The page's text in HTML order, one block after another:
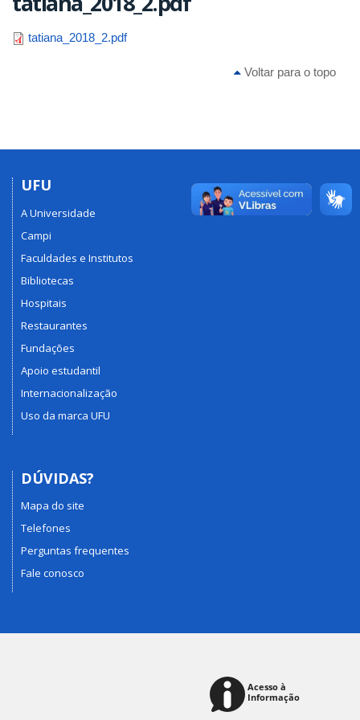
tatiana_2018_2.pdf
Voltar para o topo
UFU
A Universidade
Campi
Faculdades e Institutos
Bibliotecas
Hospitais
Restaurantes
Fundações
Apoio estudantil
Internacionalização
Uso da marca UFU
DÚVIDAS?
Mapa do site
Telefones
Perguntas frequentes
Fale conosco